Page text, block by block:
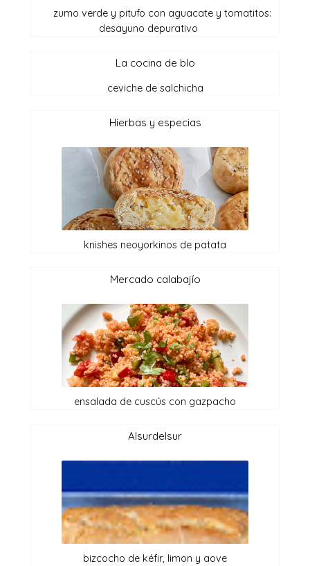
zumo verde y pitufo con aguacate y tomatitos:
desayuno depurativo
la cocina de blo
ceviche de salchicha
hierbas y especias
knishes neoyorkinos de patata
mercado calabajío
ensalada de cuscús con gazpacho
alsurdelsur
bizcocho de kéfir, limon y aove